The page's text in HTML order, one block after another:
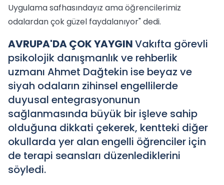
Uygulama safhasındayız ama öğrencilerimiz
odalardan çok güzel faydalanıyor" dedi.
AVRUPA'DA ÇOK YAYGINVakıfta görevli
psikolojik danışmanlık ve rehberlik
uzmanı Ahmet Dağtekin ise beyaz ve
siyah odaların zihinsel engellilerde
duyusal entegrasyonunun
sağlanmasında büyük bir işleve sahip
olduğuna dikkati çekerek, kentteki diğer
okullarda yer alan engelli öğrenciler için
de terapi seansları düzenlediklerini
söyledi.